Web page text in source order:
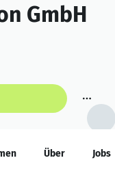
GmbH
Über Jobs